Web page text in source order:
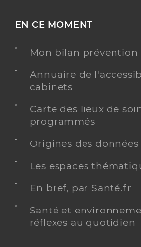
EN CE MOMENT
Mon bilan prévention
Annuaire de
cabinets
Carte des lieux de
programmés
Origines des
Les espaces
En bref, par Santé.fr
Santé et
réflexes au quotidien